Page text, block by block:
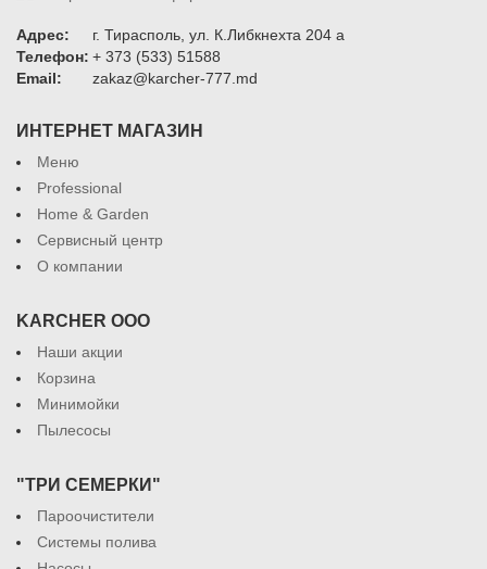
Адрес:
г. Тирасполь, ул. К.Либкнехта 204 а
Телефон: + 373 (533) 51588
Email:
zakaz@karcher-777.md
ИНТЕРНЕТ МАГАЗИН
Меню
Professional
Home & Garden
Сервисный центр
О компании
KARCHER ООО
Наши акции
Корзина
Минимойки
Пылесосы
"ТРИ СЕМЕРКИ"
Пароочистители
Системы полива